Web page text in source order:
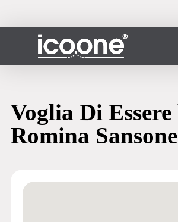
głównej
Voglia Di
Romina Sansone